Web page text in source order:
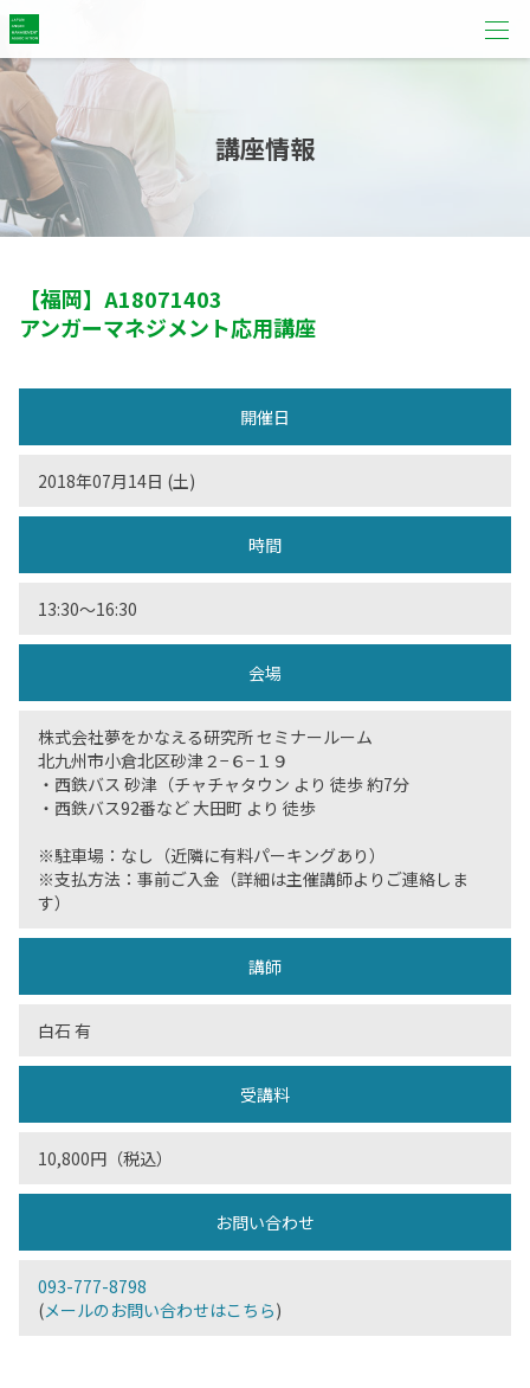
講座情報
【福岡】 A18071403
アンガーマネジメント応用講座
開催日
2018年07月14日 (土)
時間
13:30〜16:30
会場
株式会社夢をかなえる研究所 セミナールーム
北九州市小倉北区砂津２−６−１９
・西鉄バス 砂津（チャチャタウン より 徒歩 約7分
・西鉄バス92番など 大田町 より 徒歩
※駐車場：なし（近隣に有料パーキングあり）
※支払方法：事前ご入金（詳細は主催講師よりご連絡しま
す）
講師
白石 有
受講料
10,800円（税込）
お問い合わせ
093-777-8798
(メールのお問い合わせはこちら)